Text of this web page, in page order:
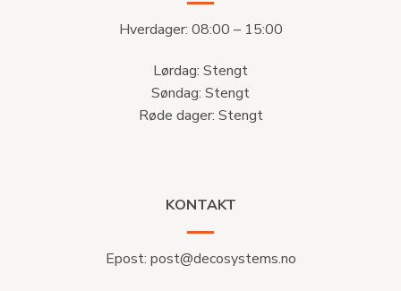
Hverdager: 08:00 – 15:00
Lørdag: Stengt
Søndag: Stengt
Røde dager: Stengt
KONTAKT
Epost: post@decosystems.no